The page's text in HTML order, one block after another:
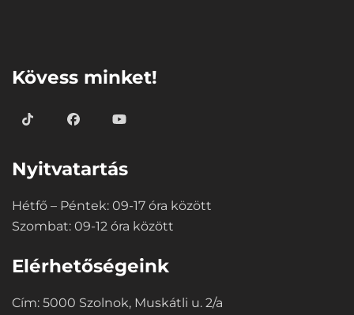
Kövess minket!
Nyitvatartás
Hétfő – Péntek: 09-17 óra között
Szombat: 09-12 óra között
Elérhetőségeink
Cím: 5000 Szolnok, Muskátli u. 2/a